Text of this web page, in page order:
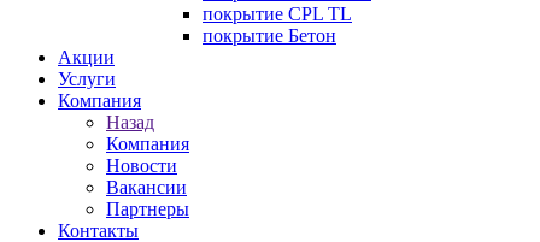
покрытие CPL TL
покрытие Бетон
Акции
Услуги
Компания
Назад
Компания
Новости
Вакансии
Партнеры
Контакты